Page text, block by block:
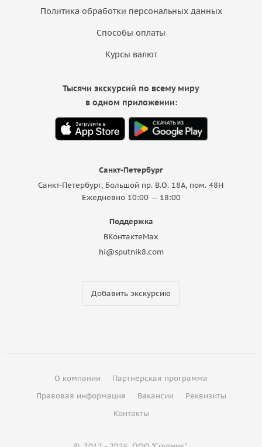
Политика обработки персональных данных
Способы оплаты
Курсы валют
Санкт-Петербург
Санкт-Петербург, Большой пр. В.О. 18A, пом. 48Н
Ежедневно 10:00 — 18:00
Поддержка
ВКонтактеMax
hi@sputnik8.com
Добавить экскурсию
Тысячи экскурсий по всему миру
в одном приложении:
О компании
Партнерская программа
Правовая информация
Вакансии
Реквизиты
Контакты